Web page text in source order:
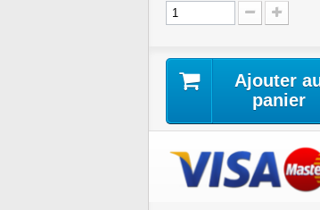
Ajouter
panier